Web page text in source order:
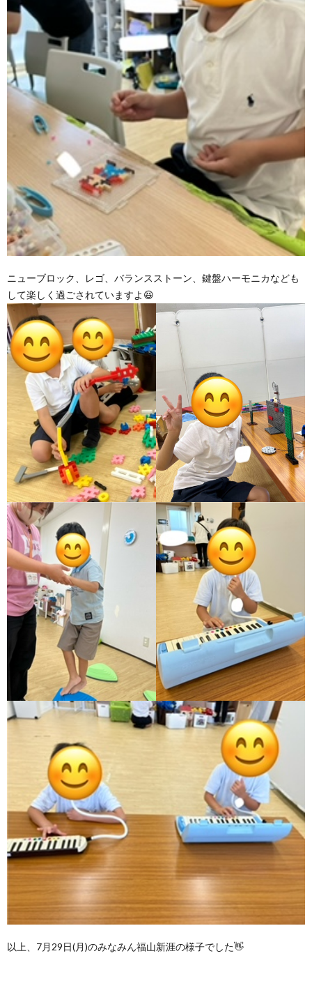
ニューブロック、レゴ、バランスストーン、鍵盤ハーモニカなども
して楽しく過ごされていますよ😆
以上、7月29日(月)のみなみん福山新涯の様子でした👋